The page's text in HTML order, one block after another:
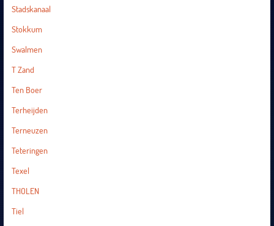
Stadskanaal
Stokkum
Swalmen
T Zand
Ten Boer
Terheijden
Terneuzen
Teteringen
Texel
THOLEN
Tiel